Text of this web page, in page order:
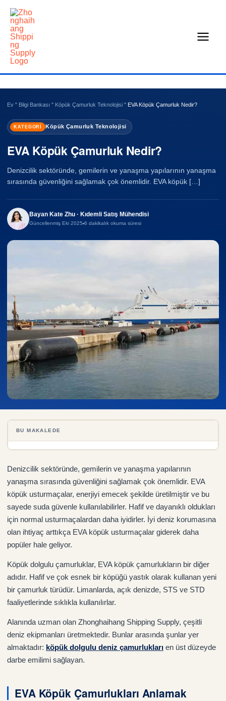
İçeriğe
geç
Ev " Bilgi Bankası " Köpük Çamurluk Teknolojisi " EVA Köpük Çamurluk Nedir?
KATEGORI Köpük Çamurluk Teknolojisi
EVA Köpük Çamurluk Nedir?
Denizcilik sektöründe, gemilerin ve yanaşma yapılarının yanaşma
sırasında güvenliğini sağlamak çok önemlidir. EVA köpük […]
Bayan Kate Zhu · Kıdemli Satış Mühendisi
Güncellenmiş Eki 2025 6 dakikalık okuma süresi
BU MAKALEDE
Denizcilik sektöründe, gemilerin ve yanaşma yapılarının
yanaşma sırasında güvenliğini sağlamak çok önemlidir. EVA
köpük usturmaçalar, enerjiyi emecek şekilde üretilmiştir ve bu
sayede suda güvenle kullanılabilirler. Hafif ve dayanıklı oldukları
için normal usturmaçalardan daha iyidirler. İyi deniz korumasına
olan ihtiyaç arttıkça EVA köpük usturmaçalar giderek daha
popüler hale geliyor.
Köpük dolgulu çamurluklar, EVA köpük çamurlukların bir diğer
adıdır. Hafif ve çok esnek bir köpüğü yastık olarak kullanan yeni
bir çamurluk türüdür. Limanlarda, açık denizde, STS ve STD
faaliyetlerinde sıklıkla kullanılırlar.
Alanında uzman olan Zhonghaihang Shipping Supply, çeşitli
deniz ekipmanları üretmektedir. Bunlar arasında şunlar yer
almaktadır: köpük dolgulu deniz çamurlukları en üst düzeyde
darbe emilimi sağlayan.
EVA Köpük Çamurlukları Anlamak